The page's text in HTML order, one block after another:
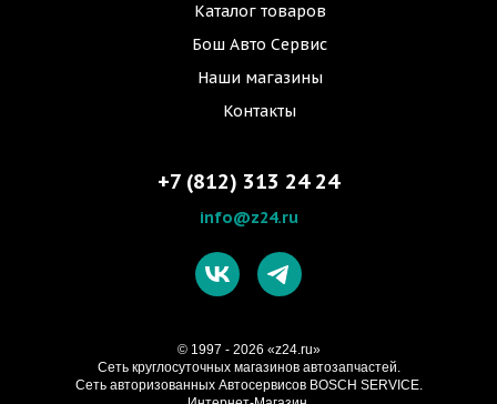
Каталог товаров
Бош Авто Сервис
Наши магазины
Контакты
+7 (812) 313 24 24
info@z24.ru
© 1997 - 2026 «z24.ru»
Cеть круглосуточных магазинов автозапчастей.
Сеть авторизованных Автосервисов BOSCH SERVICE.